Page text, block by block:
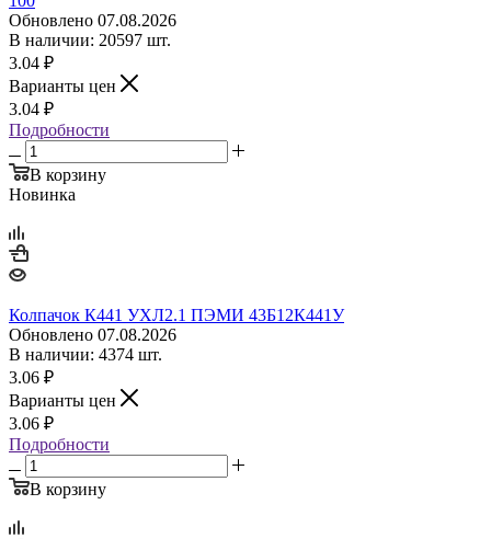
Обновлено 07.08.2026
В наличии: 20597 шт.
3.04 ₽
Варианты цен
3.04 ₽
Подробности
В корзину
Новинка
Колпачок К441 УХЛ2.1 ПЭМИ 43Б12К441У
Обновлено 07.08.2026
В наличии: 4374 шт.
3.06 ₽
Варианты цен
3.06 ₽
Подробности
В корзину